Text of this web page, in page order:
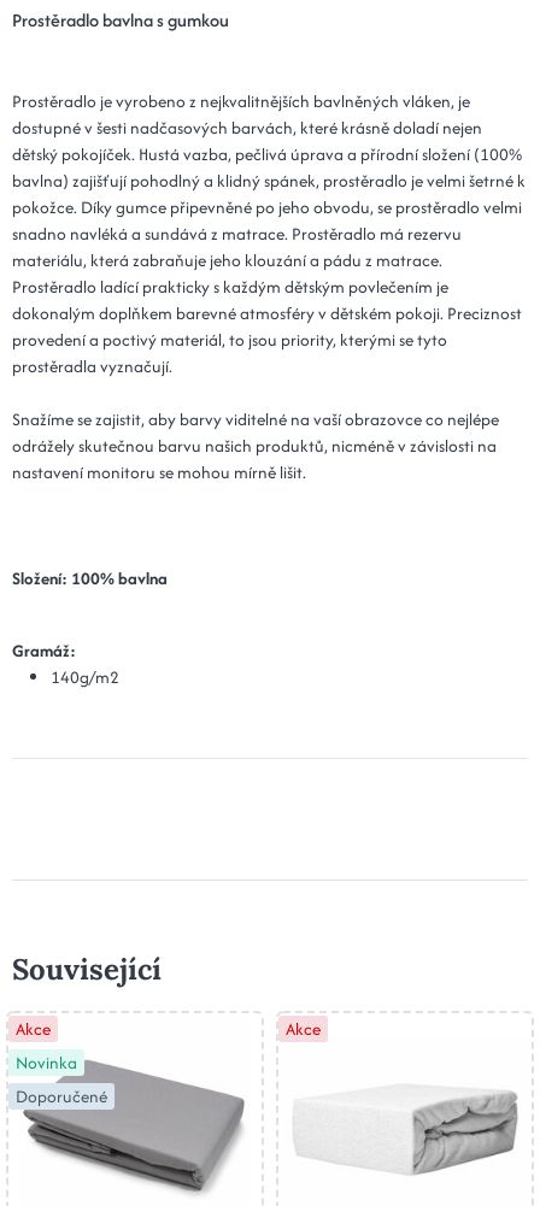
Prostěradlo bavlna s gumkou
Prostěradlo je vyrobeno z nejkvalitnějších bavlněných vláken, je
dostupné v šesti nadčasových barvách, které krásně doladí nejen
dětský pokojíček. Hustá vazba, pečlivá úprava a přírodní složení (100%
bavlna) zajišťují pohodlný a klidný spánek, prostěradlo je velmi šetrné k
pokožce. Díky gumce připevněné po jeho obvodu, se prostěradlo velmi
snadno navléká a sundává z matrace. Prostěradlo má rezervu
materiálu, která zabraňuje jeho klouzání a pádu z matrace.
Prostěradlo ladící prakticky s každým dětským povlečením je
dokonalým doplňkem barevné atmosféry v dětském pokoji. Preciznost
provedení a poctivý materiál, to jsou priority, kterými se tyto
prostěradla vyznačují.
Snažíme se zajistit, aby barvy viditelné na vaší obrazovce co nejlépe
odrážely skutečnou barvu našich produktů, nicméně v závislosti na
nastavení monitoru se mohou mírně lišit.
Složení: 100% bavlna
Gramáž:
140g/m2
Související
Akce
Novinka
Doporučené
Akce